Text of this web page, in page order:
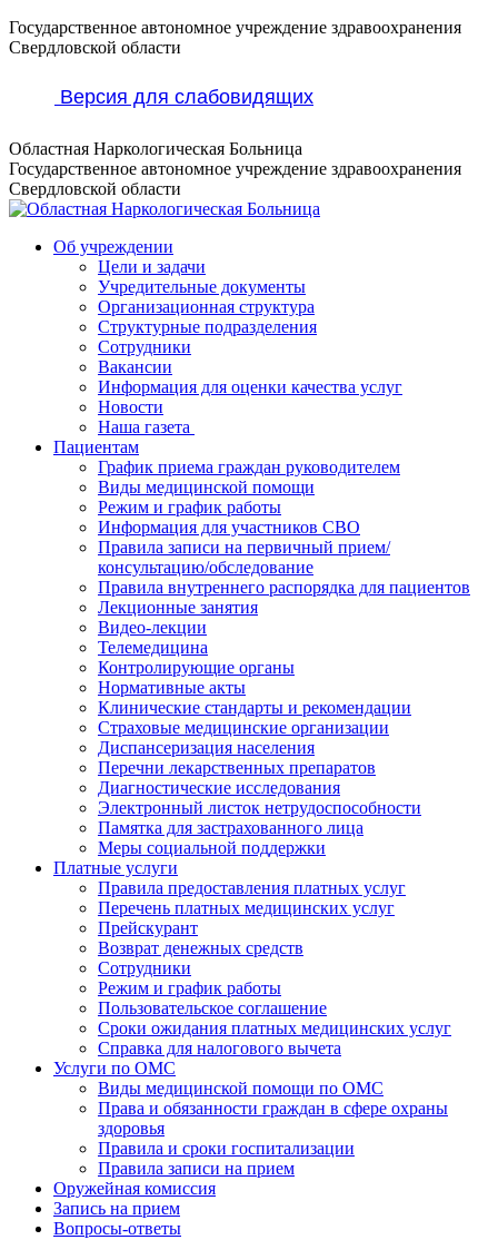
Перейти
к
Государственное автономное учреждение здравоохранения
Свердловской области
Версия для слабовидящих
Областная Наркологическая Больница
Государственное автономное учреждение здравоохранения
Свердловской области
Об учреждении
Цели и задачи
Учредительные документы
Организационная структура
Структурные подразделения
Сотрудники
Вакансии
Информация для оценки качества услуг
Новости
​​Наша газета
Пациентам
График приема граждан руководителем
Виды медицинской помощи
Режим и график работы
Информация для участников СВО
Правила записи на первичный прием/
консультацию/обследование
Правила внутреннего распорядка для пациентов
Лекционные занятия
Видео-лекции
Телемедицина
Контролирующие органы
Нормативные акты
Клинические стандарты и рекомендации
Страховые медицинские организации
Диспансеризация населения
Перечни лекарственных препаратов
Диагностические исследования
Электронный листок нетрудоспособности
Памятка для застрахованного лица
Меры социальной поддержки
Платные услуги
Правила предоставления платных услуг
Перечень платных медицинских услуг
Прейскурант
Возврат денежных средств
Сотрудники
Режим и график работы
Пользовательское соглашение
Сроки ожидания платных медицинских услуг
Справка для налогового вычета
Услуги по ОМС
Виды медицинской помощи по ОМС
Права и обязанности граждан в сфере охраны
здоровья
Правила и сроки госпитализации
Правила записи на прием
Оружейная комиссия
Запись на прием
Вопросы-ответы